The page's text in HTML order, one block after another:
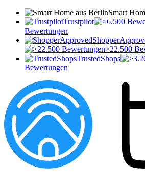
Smart
Trustpilot
Bewertungen
>22.500
TrustedShops
Bewertungen